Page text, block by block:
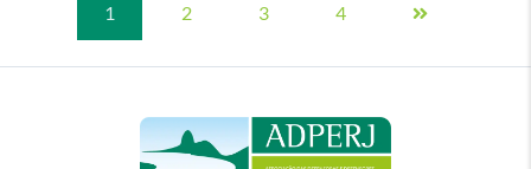
1 2 3 4